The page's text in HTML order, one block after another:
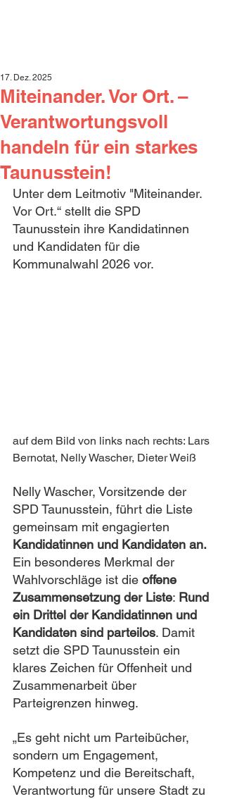
Miteinander. Vor Ort. –
Verantwortungsvoll
handeln für ein starkes
Taunusstein!
17. Dez. 2025
Unter dem Leitmotiv "Miteinander.
Vor Ort.“ stellt die SPD
Taunusstein ihre Kandidatinnen
und Kandidaten für die
Kommunalwahl 2026 vor.
auf dem Bild von links nach rechts: Lars
Bernotat, Nelly Wascher, Dieter Weiß
Nelly Wascher, Vorsitzende der
SPD Taunusstein, führt die Liste
gemeinsam mit engagierten
Kandidatinnen und Kandidaten an.
Ein besonderes Merkmal der
Wahlvorschläge ist die offene
Zusammensetzung der Liste: Rund
ein Drittel der Kandidatinnen und
Kandidaten sind parteilos. Damit
setzt die SPD Taunusstein ein
klares Zeichen für Offenheit und
Zusammenarbeit über
Parteigrenzen hinweg.
„Es geht nicht um Parteibücher,
sondern um Engagement,
Kompetenz und die Bereitschaft,
Verantwortung für unsere Stadt zu